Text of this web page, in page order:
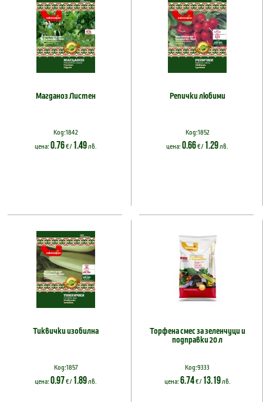
Магданоз Листен
Код:1842
цена: 0.76€ / 1.49лв.
Репички любими
Код:1852
цена: 0.66€ / 1.29лв.
Тиквички изобилна
Код:1857
цена: 0.97€ / 1.89лв.
Торфена смес за зеленчуци и
подправки 20 л
Код:9333
цена: 6.74€ / 13.19лв.